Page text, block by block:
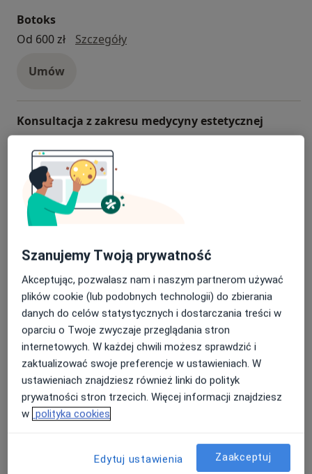
Botoks
Od 600 zł
SzczegółyBotoks
Umów
Konsultacja z zakresu medycyny estetycznej
SzczegółyKonsultacja z zakresu medycyny estetycznej
Umów
Kwas hialuronowy
Umów
Mezoterapia
Szczegółymezoterapia
Umów
Modelowanie ust
modelowanie ust
Szanujemy Twoją prywatność
Akceptując, pozwalasz nam i naszym partnerom używać
plików cookie (lub podobnych technologii) do zbierania
danych do celów statystycznych i dostarczania treści w
oparciu o Twoje zwyczaje przeglądania stron
internetowych. W każdej chwili możesz sprawdzić i
zaktualizować swoje preferencje w ustawieniach. W
ustawieniach znajdziesz również linki do polityk
prywatności stron trzecich. Więcej informacji znajdziesz
w polityka cookies
Edytuj ustawienia Zaakceptuj